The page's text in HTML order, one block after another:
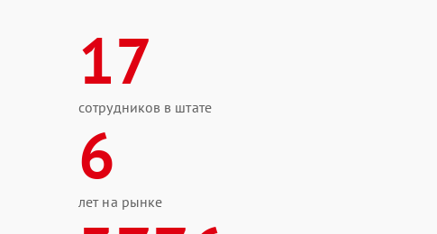
17
сотрудников в штате
6
лет на рынке